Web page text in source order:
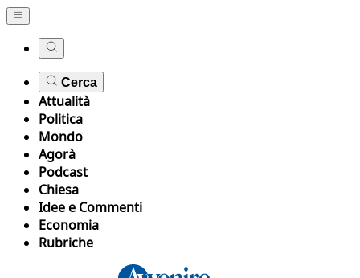
Cerca
Attualità
Politica
Mondo
Agorà
Podcast
Chiesa
Idee e Commenti
Economia
Rubriche